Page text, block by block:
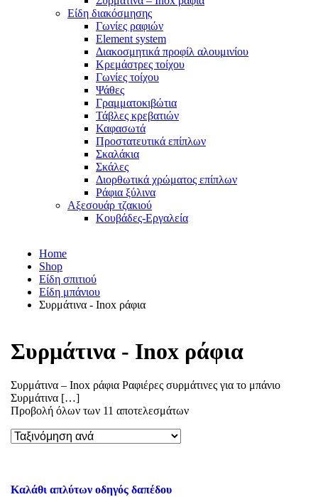
Είδη διακόσμησης
Γωνίες ραφιών
Element system
Διακοσμητικά προφίλ αλουμινίου
Κρεμάστρες τοίχου
Γωνίες τοίχου
Ψάθες
Γραμματοκιβώτια
Τάβλες κρεβατιών
Καφασωτά
Προστατευτικά επίπλων
Σκαλάκια
Σκάλες
Διορθωτικά χρώματος επίπλων
Ράφια ξύλινα
Αξεσουάρ τζακιού
Κουβάδες-Εργαλεία
Home
Shop
Είδη σπιτιού
Είδη μπάνιου
Συρμάτινα - Inox ράφια
Συρμάτινα - Inox ράφια
Συρμάτινα – Inox ράφια Ραφιέρες συρμάτινες για το μπάνιο
Συρμάτινα […]
Προβολή όλων των 11 αποτελεσμάτων
Καλάθι απλύτων οδηγός δαπέδου